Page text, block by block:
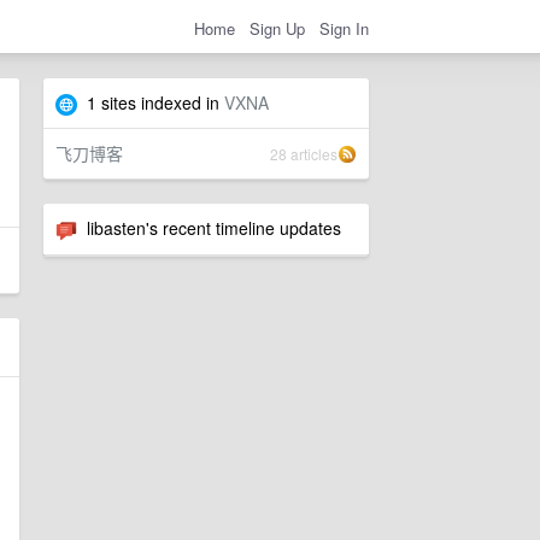
Home Sign Up Sign In
1 sites indexed in VXNA
飞刀博客 28 articles
libasten's recent timeline updates